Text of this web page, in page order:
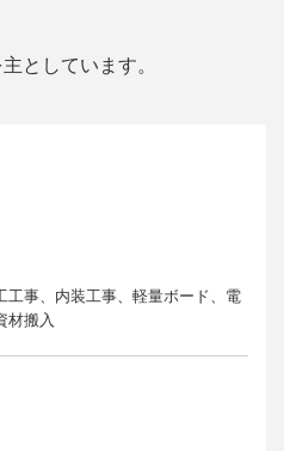
としています。
工事、内装工事、軽量ボード、電
材搬入